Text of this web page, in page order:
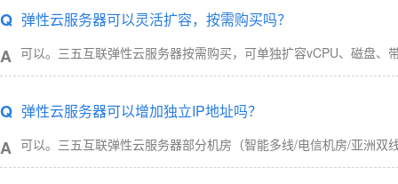
Q 弹性云服务器可以灵活扩容，按需购买吗？
A 可以。三五互联弹性云服务器按需购买，可单独扩容vCPU、磁盘、
Q 弹性云服务器可以增加独立IP地址吗？
A 可以。三五互联弹性云服务器部分机房（智能多线/电信机房/亚洲双